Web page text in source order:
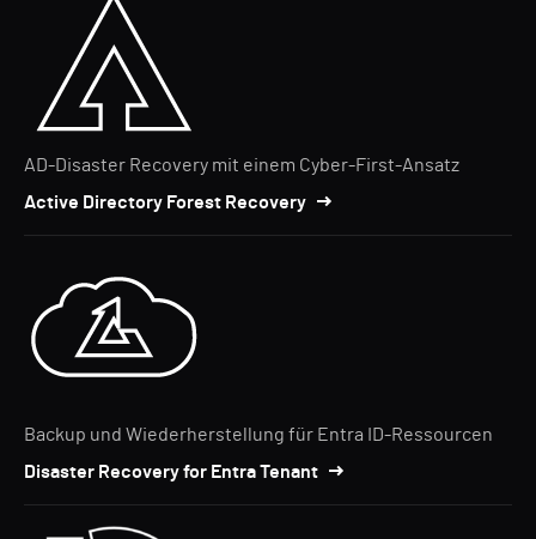
AD-Disaster Recovery mit einem Cyber-First-Ansatz
Active Directory Forest Recovery
Backup und Wiederherstellung für Entra ID-Ressourcen
Disaster Recovery for Entra Tenant